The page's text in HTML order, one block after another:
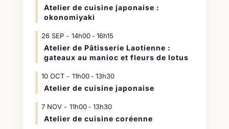
Atelier de cuisine japonaise :
okonomiyaki
26 SEP 14h00- 16h15
Atelier de Pâtisserie Laotienne :
gateaux au manioc et fleurs de lotus
10 OCT 11h00- 13h30
Atelier de cuisine japonaise
7 NOV 11h00- 13h30
Atelier de cuisine coréenne